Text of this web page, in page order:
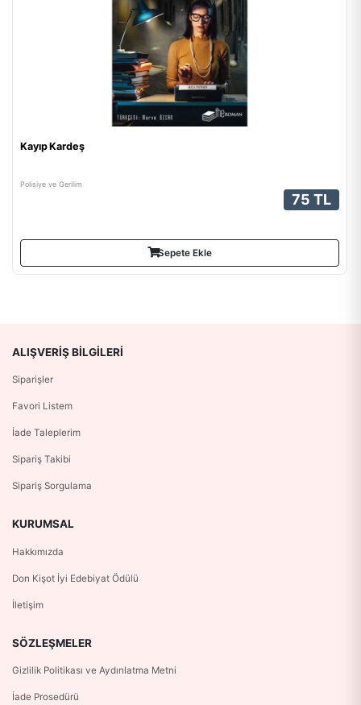
Kayıp Kardeş
Polisiye ve Gerilim
75 TL
Sepete Ekle
ALIŞVERIŞ BILGILERI
Siparişler
Favori Listem
İade Taleplerim
Sipariş Takibi
Sipariş Sorgulama
KURUMSAL
Hakkımızda
Don Kişot İyi Edebiyat Ödülü
İletişim
SÖZLEŞMELER
Gizlilik Politikası ve Aydınlatma Metni
İade Prosedürü